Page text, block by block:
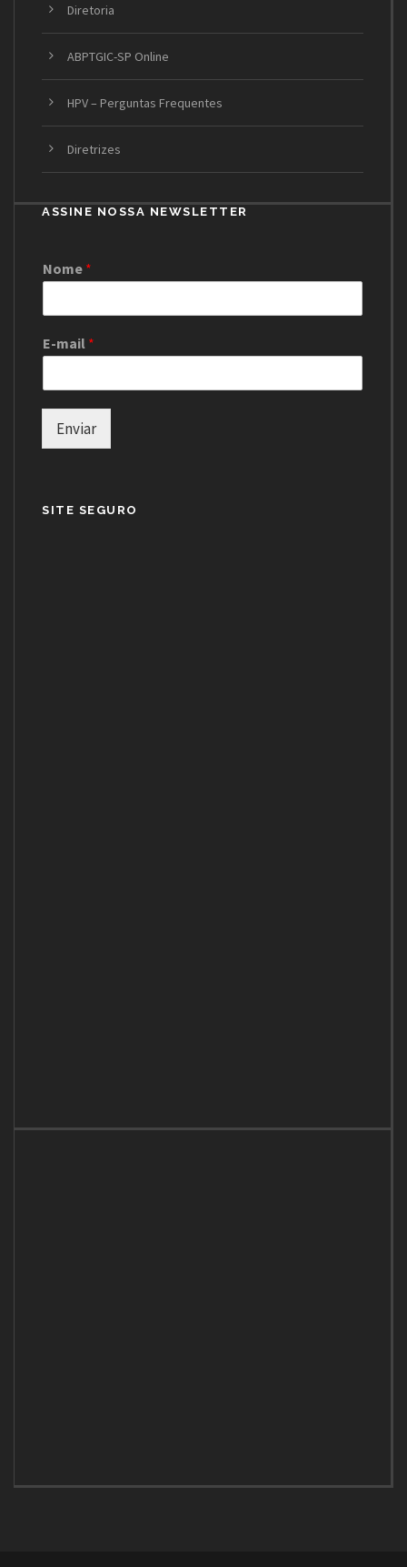
Diretoria
ABPTGIC-SP Online
HPV – Perguntas Frequentes
Diretrizes
ASSINE NOSSA NEWSLETTER
Nome *
E-mail *
Enviar
SITE SEGURO